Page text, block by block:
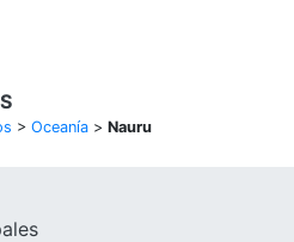
> Oceanía > Nauru